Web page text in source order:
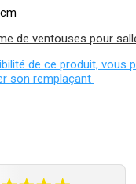
de ventouses pour
de ce produit, vous
son remplaçant